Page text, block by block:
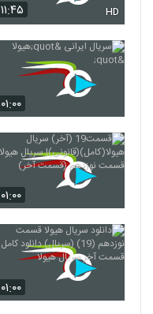
۱۱:۴۵ HD
۰۱:۰۰
۰۱:۰۰
۰۱:۰۰